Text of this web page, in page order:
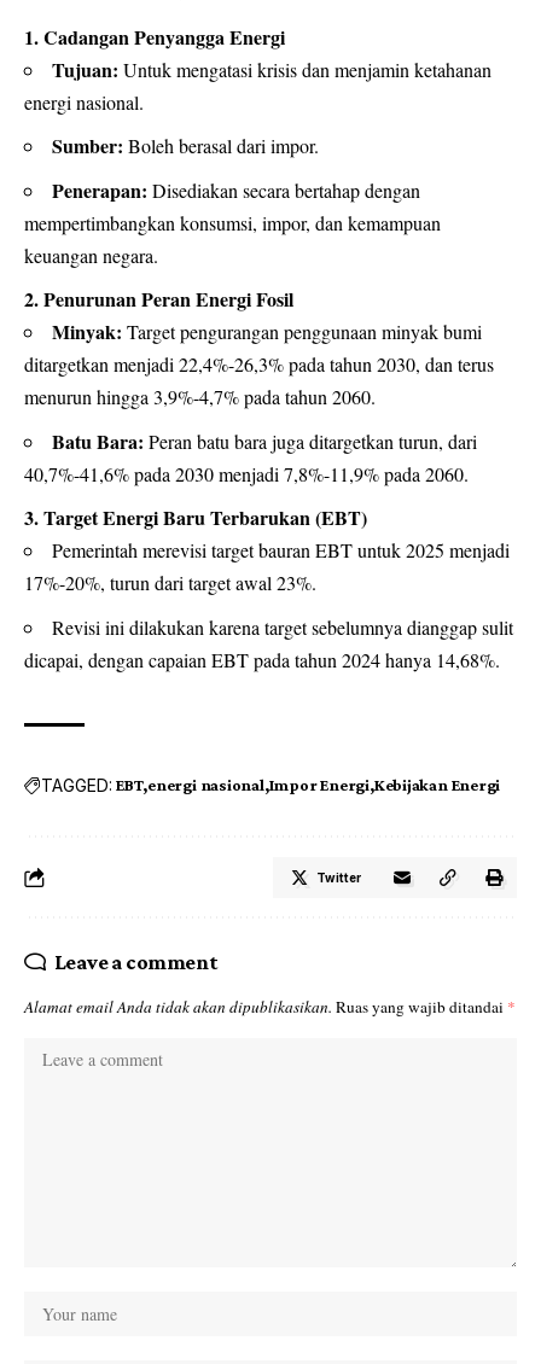
1. Cadangan Penyangga Energi
Tujuan: Untuk mengatasi krisis dan menjamin ketahanan
energi nasional.
Sumber: Boleh berasal dari impor.
Penerapan: Disediakan secara bertahap dengan
mempertimbangkan konsumsi, impor, dan kemampuan
keuangan negara.
2. Penurunan Peran Energi Fosil
Minyak: Target pengurangan penggunaan minyak bumi
ditargetkan menjadi 22,4%-26,3% pada tahun 2030, dan terus
menurun hingga 3,9%-4,7% pada tahun 2060.
Batu Bara: Peran batu bara juga ditargetkan turun, dari
40,7%-41,6% pada 2030 menjadi 7,8%-11,9% pada 2060.
3. Target Energi Baru Terbarukan (EBT)
Pemerintah merevisi target bauran EBT untuk 2025 menjadi
17%-20%, turun dari target awal 23%.
Revisi ini dilakukan karena target sebelumnya dianggap sulit
dicapai, dengan capaian EBT pada tahun 2024 hanya 14,68%.
TAGGED: EBT energi nasional Impor Energi Kebijakan Energi
Twitter
Leave a comment
Alamat email Anda tidak akan dipublikasikan. Ruas yang wajib ditandai *